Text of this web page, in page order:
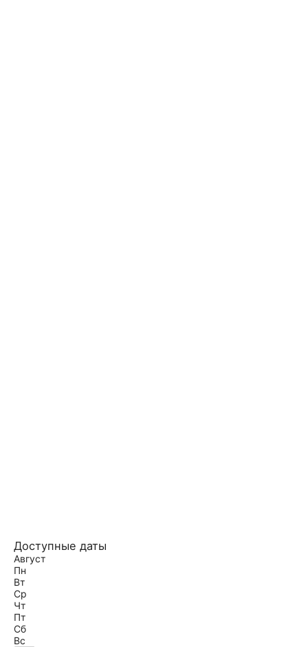
Доступные даты
Август
Пн
Вт
Ср
Чт
Пт
Сб
Вс